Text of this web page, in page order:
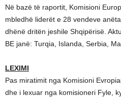
Në bazë të raportit, Komisioni
mbledhë liderët e 28 vendeve
dhënë dritën jeshile Shqipërisë.
BE janë: Turqia, Islanda, Serbia,
LEXIMI
Pas miratimit nga Komisioni
dhe i lexuar nga komisioneri Fyle,